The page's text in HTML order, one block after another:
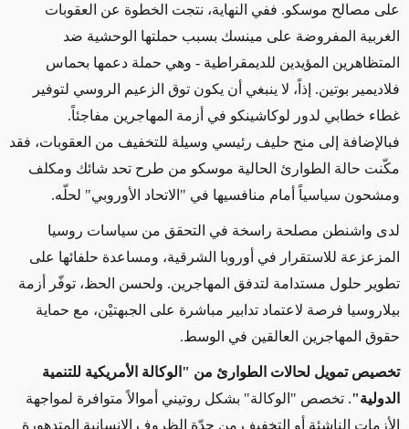
على مصالح موسكو. ففي النهاية، نتجت الخطوة عن العقوبات
الغربية المفروضة على مينسك بسبب حملتها الوحشية ضد
المتظاهرين المؤيدين للديمقراطية - وهي حملة دعمها بحماس
فلاديمير بوتين. إذاً ، لا ينبغي أن يكون توق الزعيم الروسي لتوفير
غطاء خطابي لدور لوكاشينكو في أزمة المهاجرين مفاجئاً.
فبالإضافة إلى منح حليف رئيسي وسيلة للتخفيف من العقوبات، فقد
مكّنت حالة الطوارئ الحالية موسكو من طرح تحد شائك ومكلف
ومشحون سياسياً أمام منافسيها في "الاتحاد الأوروبي" لحلّه.
لدى واشنطن مصلحة راسخة في التحقق من سياسات روسيا
المزعزعة للاستقرار في أوروبا الشرقية، ومساعدة حلفائها على
تطوير حلول مستدامة لتدفق المهاجرين. ولحسن الحظ، توفّر أزمة
بيلاروسيا فرصة لاعتماد تدابير مباشرة على الجبهتيْن، مع حماية
حقوق المهاجرين العالقين في الوسط.
تخصيصتمويل لحالات الطوارئ من "الوكالة الأمريكية للتنمية
الدولية". تخصص "الوكالة" بشكل روتيني أموالاً متوافرة لمواجهة
الأزمات الناشئة أو التخفيف من حدّة الظروف الإنسانية المتدهورة